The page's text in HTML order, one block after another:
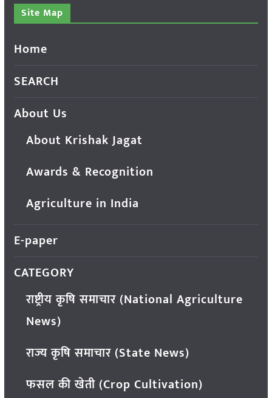
Site Map
Home
SEARCH
About Us
About Krishak Jagat
Awards & Recognition
Agriculture in India
E-paper
CATEGORY
राष्ट्रीय कृषि समाचार (National Agriculture
News)
राज्य कृषि समाचार (State News)
फसल की खेती (Crop Cultivation)